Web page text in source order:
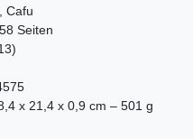
Cafu
Seiten
x 21,4 x 0,9 cm – 501 g